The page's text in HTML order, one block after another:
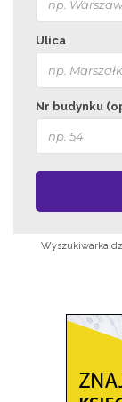
Ulica
Nr budynku
Wyszukiwarka